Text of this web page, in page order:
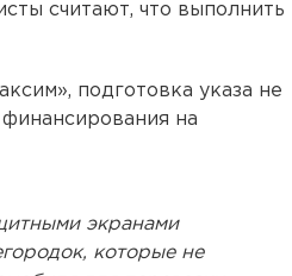
считают, что выполнить
подготовка указа не
на
экранами
которые не